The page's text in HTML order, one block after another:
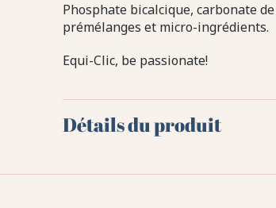
Phosphate bicalcique, carbonate
prémélanges et micro-ingrédients.
Equi-Clic, be passionate!
Détails du produit